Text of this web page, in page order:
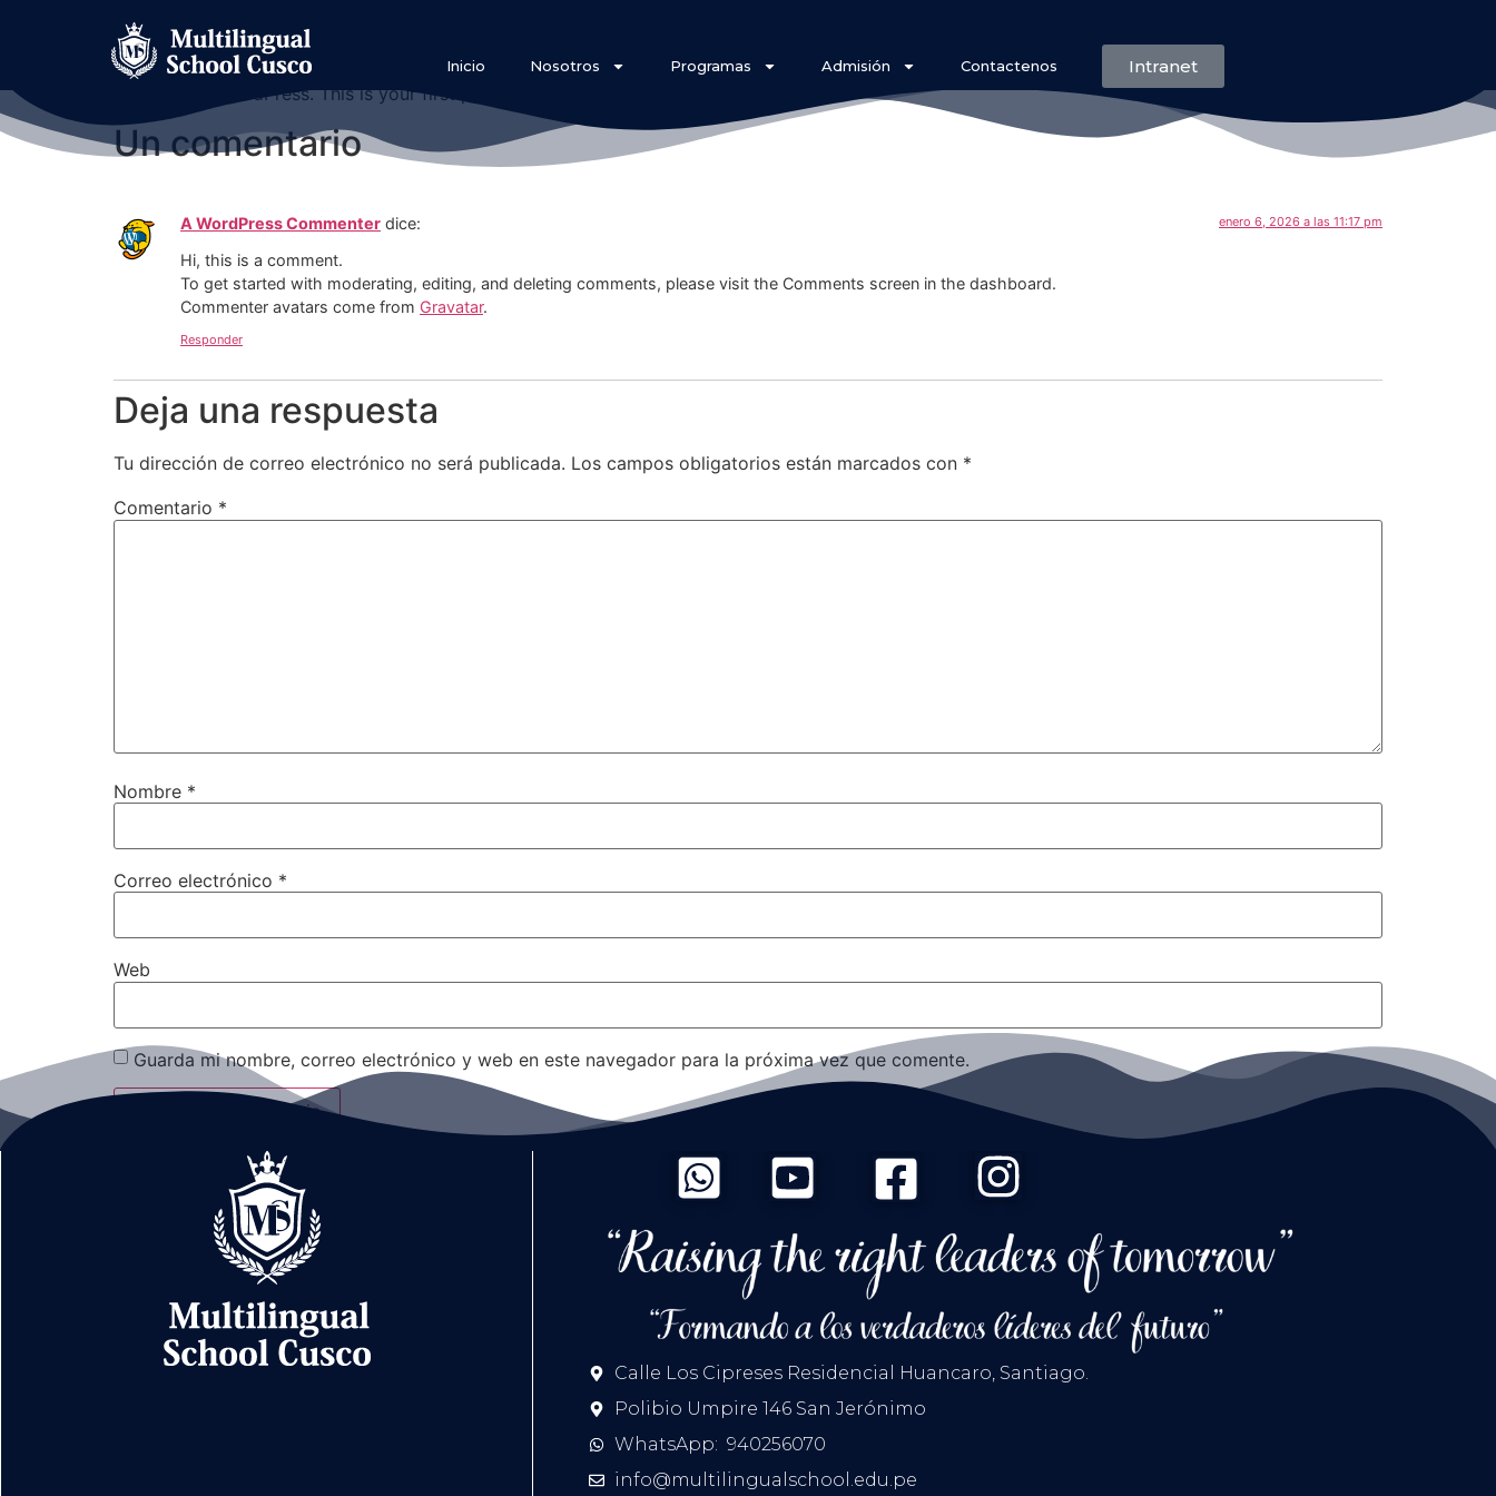
Inicio Nosotros Programas Admisión Contactenos Intranet
Hello world!
Welcome to WordPress. This is your first post. Edit or delete it, then start writing!
Un comentario
A WordPress Commenter dice: enero 6, 2026 a las 11:17 pm
Hi, this is a comment.
To get started with moderating, editing, and deleting comments, please visit the Comments screen in the dashboard.
Commenter avatars come from Gravatar.
Responder
Deja una respuesta
Tu dirección de correo electrónico no será publicada. Los campos obligatorios están marcados con *
Comentario *
Nombre *
Correo electrónico *
Web
Guarda mi nombre, correo electrónico y web en este navegador para la próxima vez que comente.
Calle Los Cipreses Residencial Huancaro, Santiago.
Polibio Umpire 146 San Jerónimo
WhatsApp: 940256070
info@multilingualschool.edu.pe